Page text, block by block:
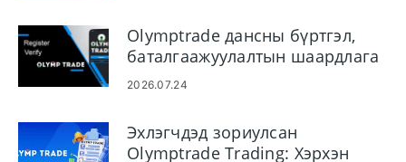
Olymptrade дансны бүртгэл,
баталгаажуулалтын шаардлага
2026.07.24
Эхлэгчдэд зориулсан
Olymptrade Trading: Хэрхэн